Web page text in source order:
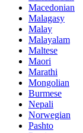
Macedonian
Malagasy
Malay
Malayalam
Maltese
Maori
Marathi
Mongolian
Burmese
Nepali
Norwegian
Pashto